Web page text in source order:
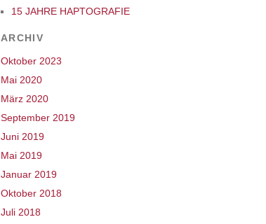
15 JAHRE HAPTOGRAFIE
ARCHIV
Oktober 2023
Mai 2020
März 2020
September 2019
Juni 2019
Mai 2019
Januar 2019
Oktober 2018
Juli 2018